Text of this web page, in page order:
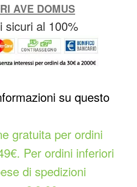
AVE DOMUS
al 100%
su questo
gratuita per ordini
Per ordini inferiori
di spedizioni